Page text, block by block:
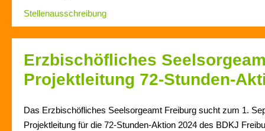
Stellenausschreibung
Erzbischöfliches
Projektleitung 72-Stunden-
Das Erzbischöfliches Seelsorgeamt Freiburg sucht zum 1.
Projektleitung für die 72-Stunden-Aktion 2024 des BDKJ